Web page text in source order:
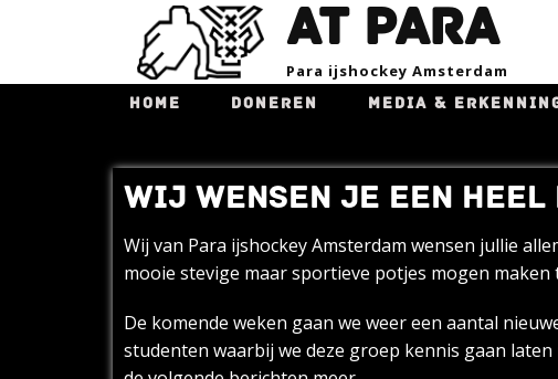
AT PARA
Para ijsho​ckey Amsterdam
HOME DONEREN MEDIA &
WIJ WENSEN JE EEN HEEL
Wij van Para ijshockey Amsterdam wensen jullie
mooie stevige maar sportieve potjes mogen
De komende weken gaan we weer een aantal
studenten waarbij we deze groep kennis gaan